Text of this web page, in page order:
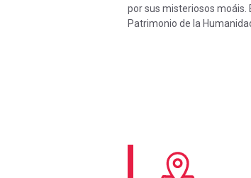
por sus misteriosos moáis.
Patrimonio de la